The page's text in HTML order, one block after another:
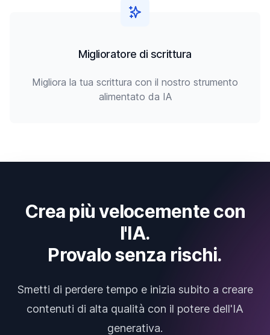
Miglioratore di scrittura
Migliora la tua scrittura con il nostro strumento
alimentato da IA
Crea più velocemente con
l'IA.
Provalo senza rischi.
Smetti di perdere tempo e inizia subito a creare
contenuti di alta qualità con il potere dell'IA
generativa.